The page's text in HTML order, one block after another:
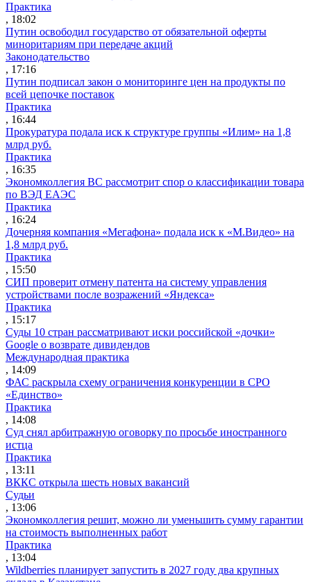
Практика
, 18:02
Путин освободил государство от обязательной оферты
миноритариям при передаче акций
Законодательство
, 17:16
Путин подписал закон о мониторинге цен на продукты по
всей цепочке поставок
Практика
, 16:44
Прокуратура подала иск к структуре группы «Илим» на 1,8
млрд руб.
Практика
, 16:35
Экономколлегия ВС рассмотрит спор о классификации товара
по ВЭД ЕАЭС
Практика
, 16:24
Дочерняя компания «Мегафона» подала иск к «М.Видео» на
1,8 млрд руб.
Практика
, 15:50
СИП проверит отмену патента на систему управления
устройствами после возражений «Яндекса»
Практика
, 15:17
Суды 10 стран рассматривают иски российской «дочки»
Google о возврате дивидендов
Международная практика
, 14:09
ФАС раскрыла схему ограничения конкуренции в СРО
«Единство»
Практика
, 14:08
Суд снял арбитражную оговорку по просьбе иностранного
истца
Практика
, 13:11
ВККС открыла шесть новых вакансий
Судьи
, 13:06
Экономколлегия решит, можно ли уменьшить сумму гарантии
на стоимость выполненных работ
Практика
, 13:04
Wildberries планирует запустить в 2027 году два крупных